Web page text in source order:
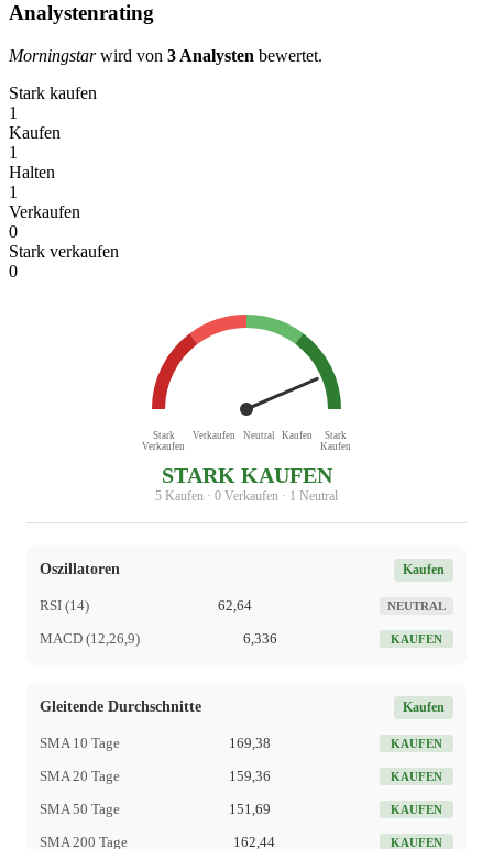
Analystenrating
Morningstarwird von 3 Analysten bewertet.
Stark kaufen
1
Kaufen
1
Halten
1
Verkaufen
0
Stark verkaufen
0
Stark
Verkaufen
Verkaufen Neutral Kaufen
Stark
Kaufen
STARK KAUFEN
5 Kaufen · 0 Verkaufen · 1 Neutral
Oszillatoren Kaufen
RSI (14) 62,64 NEUTRAL
MACD (12,26,9) 6,336 KAUFEN
Gleitende Durchschnitte Kaufen
SMA 10 Tage 169,38 KAUFEN
SMA 20 Tage 159,36 KAUFEN
SMA 50 Tage 151,69 KAUFEN
SMA 200 Tage 162,44 KAUFEN